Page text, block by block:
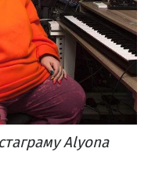
Alyona